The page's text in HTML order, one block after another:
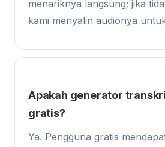
menariknya langsung; jika
kami menyalin audionya
Apakah generator
gratis?
Ya. Pengguna gratis